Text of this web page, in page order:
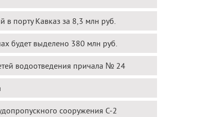
в порту Кавказ за 8,3 млн руб.
будет выделено 380 млн руб.
водоотведения причала № 24
сооружения С-2